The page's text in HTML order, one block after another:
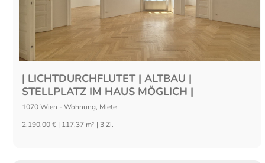
| LICHTDURCHFLUTET | ALTBAU |
STELLPLATZ IM HAUS MÖGLICH |
1070 Wien -Wohnung, Miete
2.190,00 € | 117,37 m² | 3 Zi.